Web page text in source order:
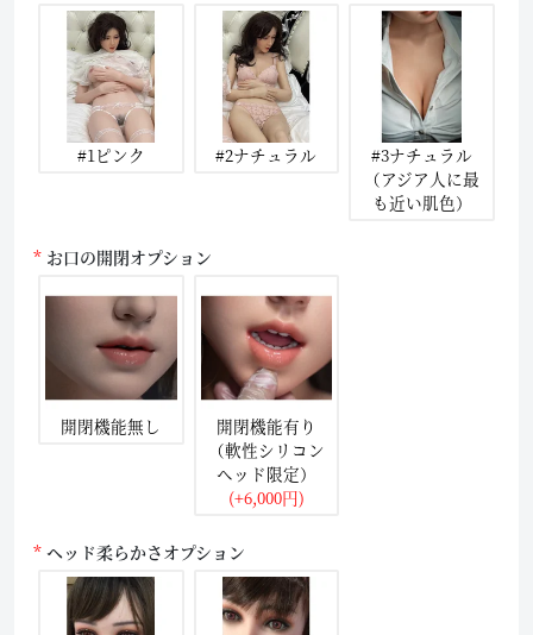
#1ピンク #2ナチュラル
#3ナチュラル
（アジア人に最
も近い肌色）
お口の開閉オプション
開閉機能無し
開閉機能有り
（軟性シリコン
ヘッド限定）
(+6,000円)
ヘッド柔らかさオプション